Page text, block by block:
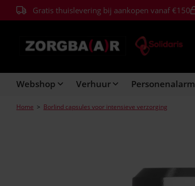
Gratis thuislevering bij aankopen vanaf €150
Webshop Verhuur Personenalarm
Home > Borlind capsules voor intensieve verzorging